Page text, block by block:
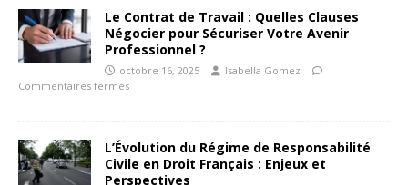
Le Contrat de Travail : Quelles Clauses
Négocier pour Sécuriser Votre Avenir
Professionnel ?
octobre 16, 2025
Isabella Gomez
Commentaires fermés
L’Évolution du Régime de Responsabilité
Civile en Droit Français : Enjeux et
Perspectives